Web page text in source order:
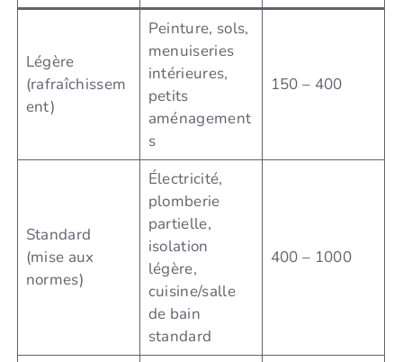
Légère
(rafraîchissem
ent)
Peinture, sols,
menuiseries
intérieures,
petits
aménagement
s
150 – 400
Standard
(mise aux
normes)
Électricité,
plomberie
partielle,
isolation
légère,
cuisine/salle
de bain
standard
400 – 1000